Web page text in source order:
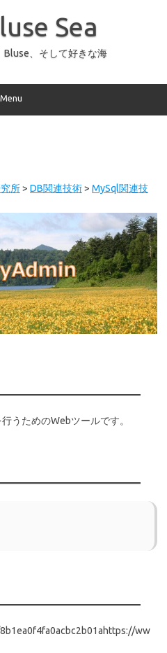
Sea
Bluse、そして好きな海
Menu
所> DB関連技術> MySql関連技
うためのWebツールです。
ww